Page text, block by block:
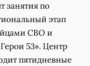
занятия по
этап
СВО и
53». Центр
пятидневные